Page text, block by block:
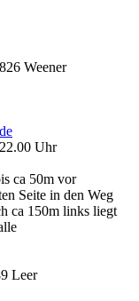
Weener
Uhr
ca 50m vor
Seite in den Weg
ca 150m links liegt
Leer